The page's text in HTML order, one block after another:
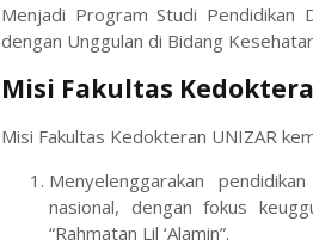
Menjadi Program Studi Pendidikan
dengan Unggulan di Bidang
Misi Fakultas
Misi Fakultas Kedokteran UNIZAR
Menyelenggarakan
nasional, dengan fokus
“Rahmatan Lil ‘Alamin”.